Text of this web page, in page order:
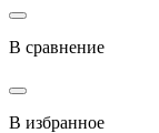
В сравнение
В избранное